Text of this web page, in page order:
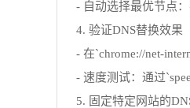
- 自动选择最优节点
4. 验证DNS替换效果
- 在`chrome://net-
- 速度测试：通过
5. 固定特定网站的